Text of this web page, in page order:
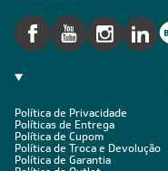
Política de Privacidade
Políticas de Entrega
Política de Cupom
Política de Troca e Devolução
Política de Garantia